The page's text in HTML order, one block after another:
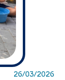
26/03/2026